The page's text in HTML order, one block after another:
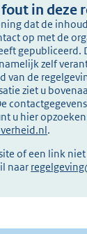
in deze
dat de
op met de
gepubliceerd.
zelf
van de
ziet u
u hier
.
of een link niet
naar